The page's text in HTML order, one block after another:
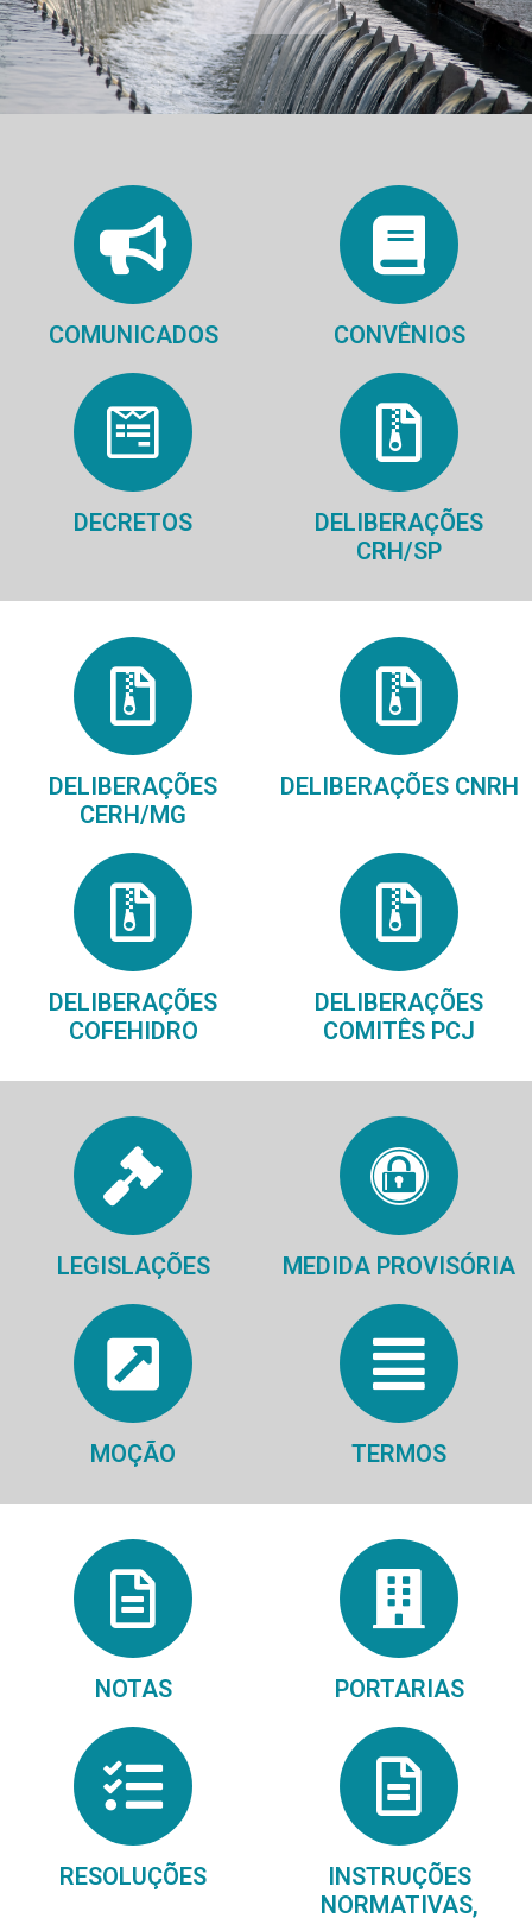
COMUNICADOS CONVÊNIOS
DECRETOS
DELIBERAÇÕES
CRH/SP
DELIBERAÇÕES
CERH/MG
DELIBERAÇÕES CNRH
DELIBERAÇÕES
COFEHIDRO
DELIBERAÇÕES
COMITÊS PCJ
LEGISLAÇÕES MEDIDA PROVISÓRIA
MOÇÃO TERMOS
NOTAS PORTARIAS
RESOLUÇÕES
INSTRUÇÕES
NORMATIVAS,